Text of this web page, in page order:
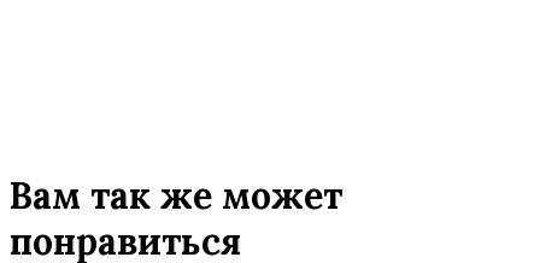
Вам так же может
понравиться